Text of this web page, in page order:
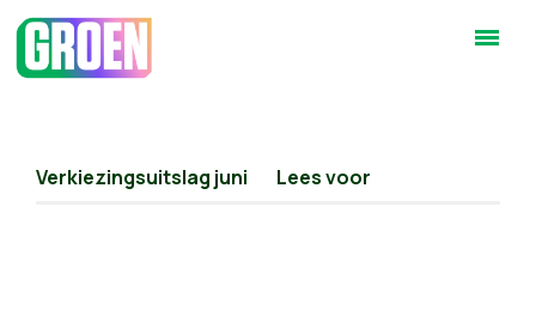
Verkiezingsuitslag juni Lees voor